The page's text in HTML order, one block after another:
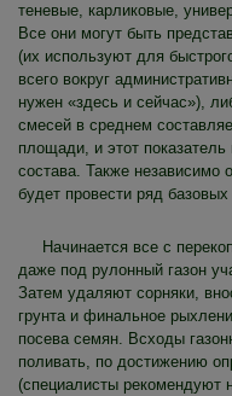
теневые, карликовые,
Все они могут быть
(их используют для
всего вокруг
нужен «здесь и сейчас»),
смесей в среднем
площади, и этот показатель
состава. Также независимо
будет провести ряд базовых
Начинается все с
даже под рулонный газон
Затем удаляют сорняки,
грунта и финальное
посева семян. Всходы
поливать, по достижению
(специалисты рекомендуют